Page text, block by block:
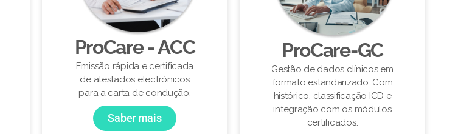
ProCare - ACC
Emissão rápida e certificada
de atestados electrónicos
para a carta de condução.
Saber mais
ProCare-GC
Gestão de dados clínicos em
formato estandarizado. Com
histórico, classificação ICD e
integração com os módulos
certificados.